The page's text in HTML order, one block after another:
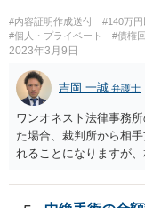
ますが、交渉を依頼す
②成功報酬が16％、③実
っては別途日当を請求
回収の見込み、私にご
お伺いできればお伝え
ご連絡頂けますと幸い
#内容証明作成送付 #140万
#個人・プライベート
#債権
2023年3月9日
吉岡 一誠 弁護士
ワンオネスト法律事務
た場合、裁判所から相
れることになりますが
可能性があります。 諦